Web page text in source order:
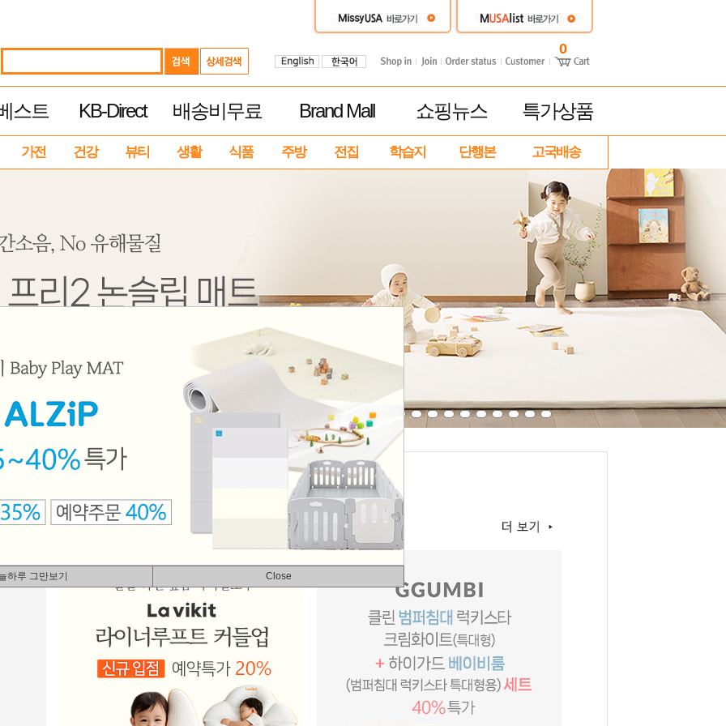
0
가전 건강 뷰티 생활 식품 주방 전집 학습지 단행본 고국배송
스트 KB-Direct 배송비무료 Brand Mall 쇼핑뉴스 특가상품
하루 그만보기 Close